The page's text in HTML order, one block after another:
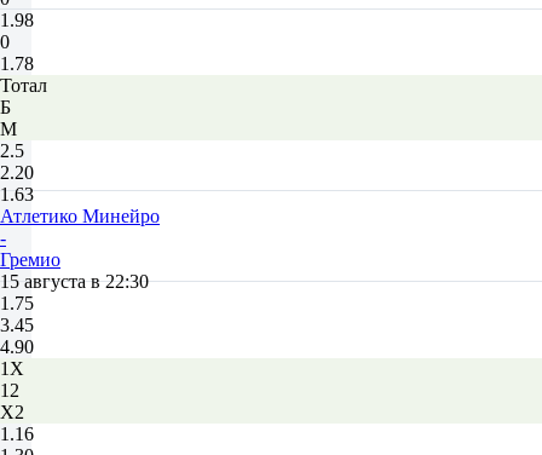
1.98
0
1.78
Тотал
Б
М
2.5
2.20
1.63
Атлетико Минейро
-
Гремио
15 августа в 22:30
1.75
3.45
4.90
1X
12
X2
1.16